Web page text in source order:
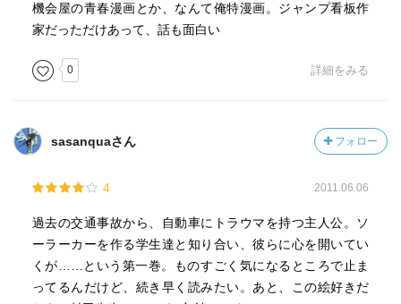
機会屋の青春漫画とか、なんて俺特漫画。ジャンプ看板作
家だっただけあって、話も面白い
0 詳細をみる
sasanquaさん フォロー
4 2011.06.06
過去の交通事故から、自動車にトラウマを持つ主人公。ソ
ーラーカーを作る学生達と知り合い、彼らに心を開いてい
くが……という第一巻。ものすごく気になるところで止ま
ってるんだけど、続き早く読みたい。あと、この絵好きだ